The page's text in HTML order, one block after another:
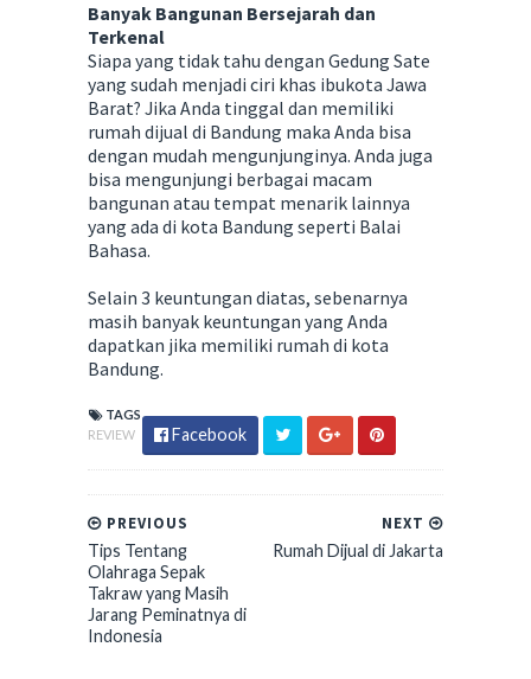
Banyak Bangunan Bersejarah dan
Terkenal
Siapa yang tidak tahu dengan Gedung Sate
yang sudah menjadi ciri khas ibukota Jawa
Barat? Jika Anda tinggal dan memiliki
rumah dijual di Bandung maka Anda bisa
dengan mudah mengunjunginya. Anda juga
bisa mengunjungi berbagai macam
bangunan atau tempat menarik lainnya
yang ada di kota Bandung seperti Balai
Bahasa.
Selain 3 keuntungan diatas, sebenarnya
masih banyak keuntungan yang Anda
dapatkan jika memiliki rumah di kota
Bandung.
TAGS
REVIEW
Facebook
NEXT
Rumah Dijual di Jakarta
PREVIOUS
Tips Tentang
Olahraga Sepak
Takraw yang Masih
Jarang Peminatnya di
Indonesia